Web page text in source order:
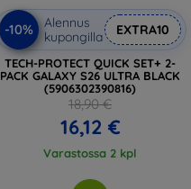
-10%
Alennus
kupongilla
EXTRA10
TECH-PROTECT QUICK SET+ 2-
PACK GALAXY S26 ULTRA BLACK
(5906302390816)
18,90 €
16,12 €
Varastossa 2 kpl